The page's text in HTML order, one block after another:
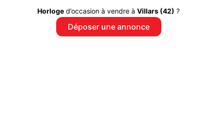
Horloge d’occasion à vendre à Villars (42) ?
Déposer une annonce